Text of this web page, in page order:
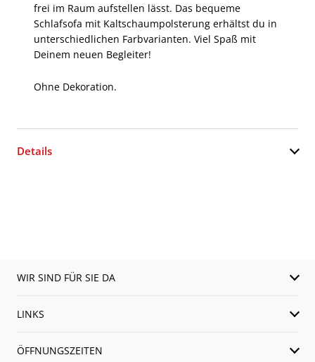
frei im Raum aufstellen lässt. Das bequeme
Schlafsofa mit Kaltschaumpolsterung erhältst du in
unterschiedlichen Farbvarianten. Viel Spaß mit
Deinem neuen Begleiter!
Ohne Dekoration.
Details
WIR SIND FÜR SIE DA
LINKS
ÖFFNUNGSZEITEN